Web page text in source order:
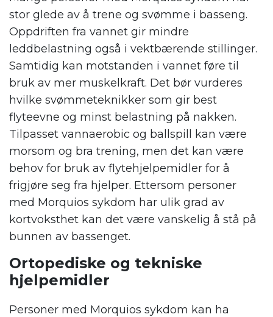
stor glede av å trene og svømme i basseng.
Oppdriften fra vannet gir mindre
leddbelastning også i vektbærende stillinger.
Samtidig kan motstanden i vannet føre til
bruk av mer muskelkraft. Det bør vurderes
hvilke svømmeteknikker som gir best
flyteevne og minst belastning på nakken.
Tilpasset vannaerobic og ballspill kan være
morsom og bra trening, men det kan være
behov for bruk av flytehjelpemidler for å
frigjøre seg fra hjelper. Ettersom personer
med Morquios sykdom har ulik grad av
kortvoksthet kan det være vanskelig å stå på
bunnen av bassenget.
Ortopediske og tekniske
hjelpemidler
Personer med Morquios sykdom kan ha